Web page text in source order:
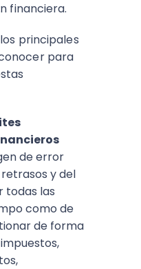
financiera.
principales
para
de error
y del
todas las
como de
de forma